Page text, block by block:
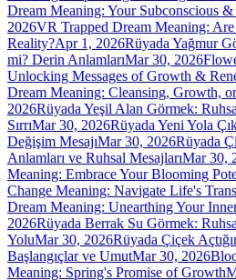
Dream Meaning: Your Subconscious
2026VR Trapped Dream Meaning:
Reality?Apr 1, 2026Rüyada Yağmur
mi? Derin AnlamlarıMar 30, 2026
Unlocking Messages of Growth &
Dream Meaning: Cleansing, Growth,
2026Rüyada Yeşil Alan Görmek:
SırrıMar 30, 2026Rüyada Yeni Yola
Değişim MesajıMar 30, 2026Rüyada
Anlamları ve Ruhsal MesajlarıMar 30,
Meaning: Embrace Your Blooming
Change Meaning: Navigate Life's
Dream Meaning: Unearthing Your
2026Rüyada Berrak Su Görmek:
YoluMar 30, 2026Rüyada Çiçek
Başlangıçlar ve UmutMar 30, 2026
Meaning: Spring's Promise of Growth